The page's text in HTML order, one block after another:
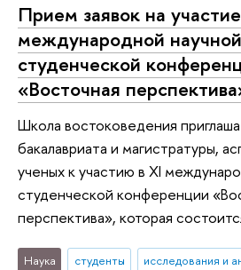
Прием заявок на
международной научной
студенческой
«Восточная
Школа востоковедения
бакалавриата и магистратуры,
ученых к участию в XI
студенческой конференции
перспектива», которая
Наука студенты исследования и